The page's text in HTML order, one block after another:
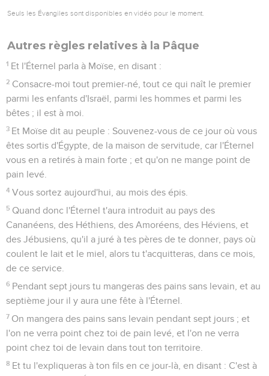
Seuls les Évangiles sont disponibles en vidéo pour le moment.
Autres règles relatives à la Pâque
1 Et l'Éternel parla à Moïse, en disant :
2 Consacre-moi tout premier-né, tout ce qui naît le premier
parmi les enfants d'Israël, parmi les hommes et parmi les
bêtes ; il est à moi.
3 Et Moïse dit au peuple : Souvenez-vous de ce jour où vous
êtes sortis d'Égypte, de la maison de servitude, car l'Éternel
vous en a retirés à main forte ; et qu'on ne mange point de
pain levé.
4 Vous sortez aujourd'hui, au mois des épis.
5 Quand donc l'Éternel t'aura introduit au pays des
Cananéens, des Héthiens, des Amoréens, des Héviens, et
des Jébusiens, qu'il a juré à tes pères de te donner, pays où
coulent le lait et le miel, alors tu t'acquitteras, dans ce mois,
de ce service.
6 Pendant sept jours tu mangeras des pains sans levain, et au
septième jour il y aura une fête à l'Éternel.
7 On mangera des pains sans levain pendant sept jours ; et
l'on ne verra point chez toi de pain levé, et l'on ne verra
point chez toi de levain dans tout ton territoire.
8 Et tu l'expliqueras à ton fils en ce jour-là, en disant : C'est à